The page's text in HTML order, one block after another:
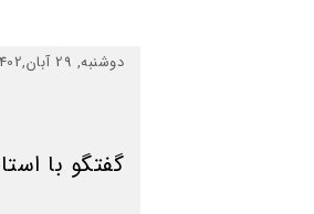
دوشنبه, 29 آبان,1402 - 08:53
گفتگو با